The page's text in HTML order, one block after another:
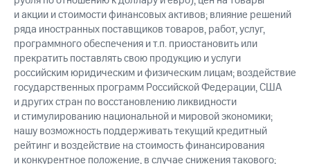
и акции и стоимости финансовых активов; влияние решений
ряда иностранных поставщиков товаров, работ, услуг,
программного обеспечения и т.п. приостановить или
прекратить поставлять свою продукцию и услуги
российским юридическим и физическим лицам; воздействие
государственных программ Российской Федерации, США
и других стран по восстановлению ликвидности
и стимулированию национальной и мировой экономики;
нашу возможность поддерживать текущий кредитный
рейтинг и воздействие на стоимость финансирования
и конкурентное положение, в случае снижения такового;